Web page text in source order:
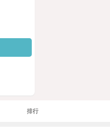
排行